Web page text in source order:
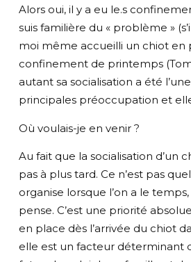
Alors oui, il y a eu le.s
suis familière du « problème »
moi même accueilli un chiot en
confinement de printemps
autant sa socialisation a été
principales préoccupation et
Où voulais-je en venir ?
Au fait que la socialisation d’un
pas à plus tard. Ce n’est pas
organise lorsque l’on a le temps,
pense. C’est une priorité
en place dès l’arrivée du chiot
elle est un facteur déterminant